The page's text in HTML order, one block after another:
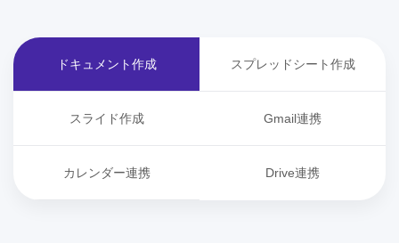
ドキュメント作成 スプレッドシート作成
スライド作成 Gmail連携
カレンダー連携 Drive連携